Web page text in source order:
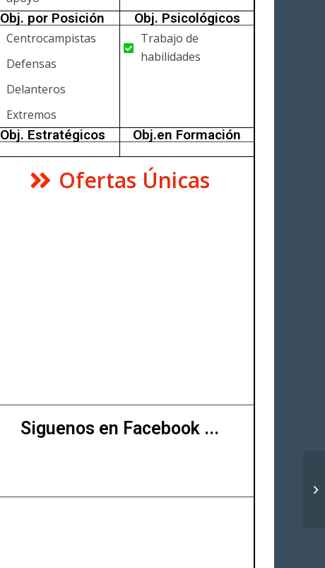
Obj. por Posición
Centrocampistas
Defensas
Delanteros
Extremos
Obj. Psicológicos
Trabajo de
habilidades
Obj. Estratégicos Obj.en Formación
Ofertas Únicas
Siguenos en Facebook ...